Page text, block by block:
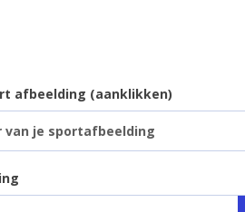
afbeelding (aanklikken)